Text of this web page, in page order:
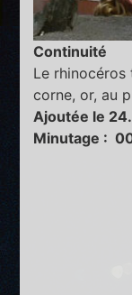
Continuité
Le
corne, or, au
Ajoutée le
Minutage :